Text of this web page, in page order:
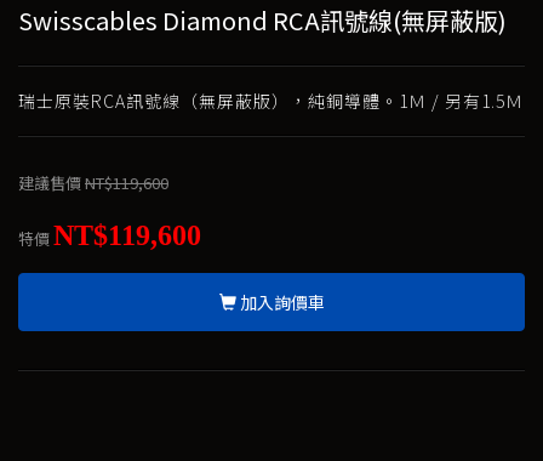
Swisscables Diamond RCA訊號線(無屏蔽版)
瑞士原裝RCA訊號線（無屏蔽版），純銅導體。1Ｍ / 另有1.5Ｍ
建議售價NT$119,600
特價NT$119,600
加入詢價車